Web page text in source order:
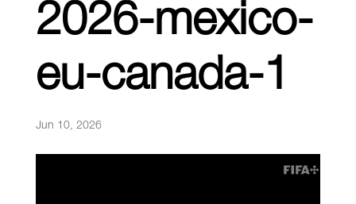
2026-mexico-
eu-canada-1
Jun 10, 2026